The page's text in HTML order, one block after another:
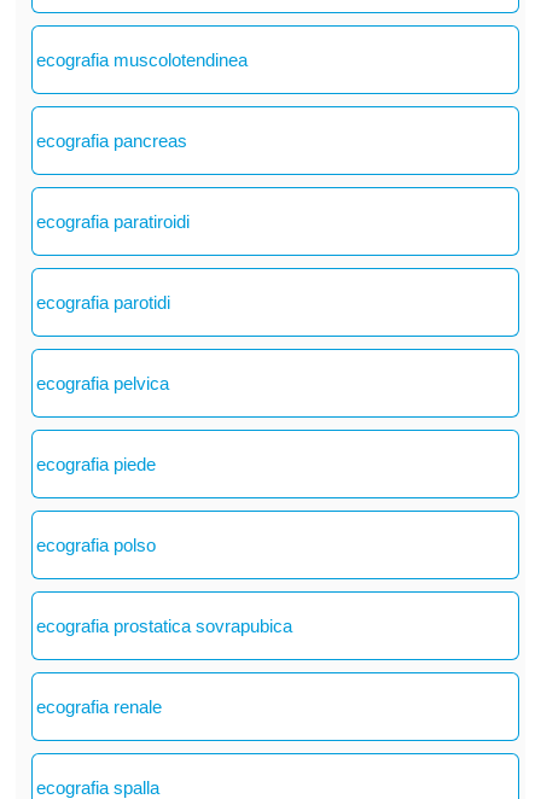
ecografia muscolotendinea
ecografia pancreas
ecografia paratiroidi
ecografia parotidi
ecografia pelvica
ecografia piede
ecografia polso
ecografia prostatica sovrapubica
ecografia renale
ecografia spalla